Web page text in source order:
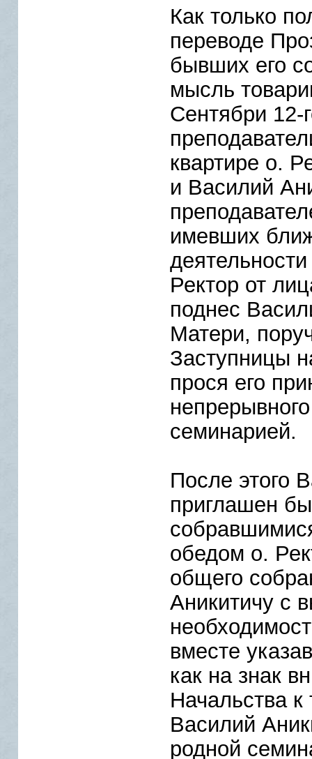
Как только
переводе
бывших его
мысль
Сентябри 12-
квартире о.
и Василий
имевших
Ректор от
поднес
Матери,
Заступницы
прося его
семинарией.
После этого
приглашен
обедом о.
общего
Аникитичу с
вместе
как на знак
Начальства
Василий
родной